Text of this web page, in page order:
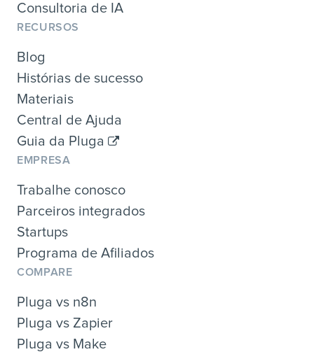
Consultoria de IA
RECURSOS
Blog
Histórias de sucesso
Materiais
Central de Ajuda
Guia da Pluga
EMPRESA
Trabalhe conosco
Parceiros integrados
Startups
Programa de Afiliados
COMPARE
Pluga vs n8n
Pluga vs Zapier
Pluga vs Make